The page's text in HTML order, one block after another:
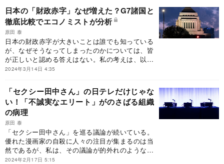
と受け取る金利を相殺することが必要だからだ。
なお、2023年の政府粗債務残高の対GDP比は
260.1％、政府純債務残高の対GDP比は161.5％で
ある。
て、高い金利を払える企業だけにすれば、経済は
良くなるという。プリンストン大学の清滝信宏教
授は、「実質利子率がマイナスでなければ採算が
取れないような投資をいくらしても経済は成長し
ない」と書いている（『補助金・金融緩和頼み脱
却を』日本経済新聞2024年3月4日）。しかし、本
当に、日本の企業は1％以下の金利でなければ採
算の取れないような非効率な投資をしているのだ
策が低成長を招いた」説は本当か、データで見
る“真実”とは？』でも書いたのだが、前回は経済
学者的に書きすぎてしまったので、同じことをも
っと簡単に書いてみた。
日本の「財政赤字」なぜ増えた？G7諸国と
徹底比較でエコノミストが分析
原田 泰
日本の財政赤字が大きいことは誰でも知っている
が、なぜそうなってしまったのかについては、皆
が正しいと認める答えはない。私の考えは、以前
に書いた『アベノミクスの代名詞「大胆な金融緩
ことを国際比較で考えてみよう。
2024年3月14日 4:35
「セクシー田中さん」の日テレだけじゃな
い！「不誠実なエリート」がのさばる組織
の病理
原田 泰
「セクシー田中さん」を巡る議論が続いている。
優れた漫画家の自殺に人々の注目が集まるのは当
然であるが、私は、その議論が的外れのような気
がしてならない。
2024年2月17日 5:15